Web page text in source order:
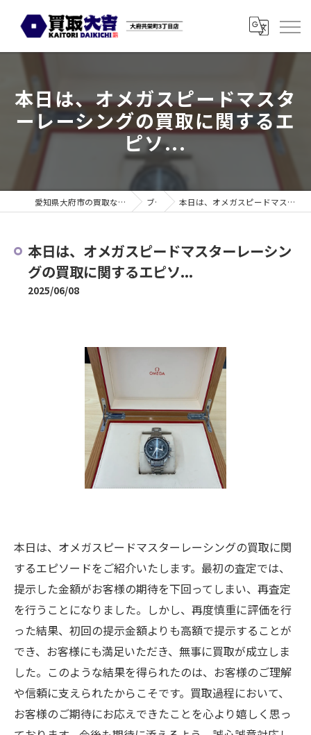
本日は、オメガスピードマスタ
ーレーシングの買取に関するエ
ピソ...
愛知県大府市の買取なら買取大吉 大府共栄町3丁目店 ブログ 本日は、オメガスピードマスターレーシングの買取に関するエピソ...
本日は、オメガスピードマスターレーシン
グの買取に関するエピソ...
2025/06/08
本日は、オメガスピードマスターレーシングの買取に関
するエピソードをご紹介いたします。最初の査定では、
提示した金額がお客様の期待を下回ってしまい、再査定
を行うことになりました。しかし、再度慎重に評価を行
った結果、初回の提示金額よりも高額で提示することが
でき、お客様にも満足いただき、無事に買取が成立しま
した。このような結果を得られたのは、お客様のご理解
や信頼に支えられたからこそです。買取過程において、
お客様のご期待にお応えできたことを心より嬉しく思っ